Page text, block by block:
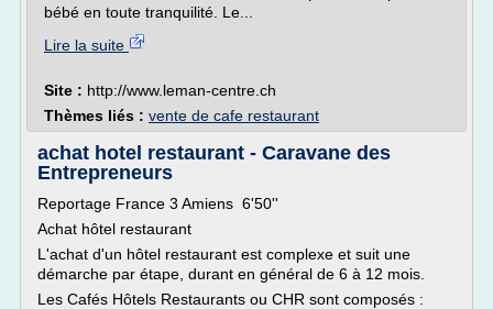
bébé en toute tranquilité. Le...
Lire la suite
Site : http://www.leman-centre.ch
Thèmes liés : vente de cafe restaurant
achat hotel restaurant - Caravane des
Entrepreneurs
Reportage France 3 Amiens 6'50''
Achat hôtel restaurant
L'achat d'un hôtel restaurant est complexe et suit une
démarche par étape, durant en général de 6 à 12 mois.
Les Cafés Hôtels Restaurants ou CHR sont composés :